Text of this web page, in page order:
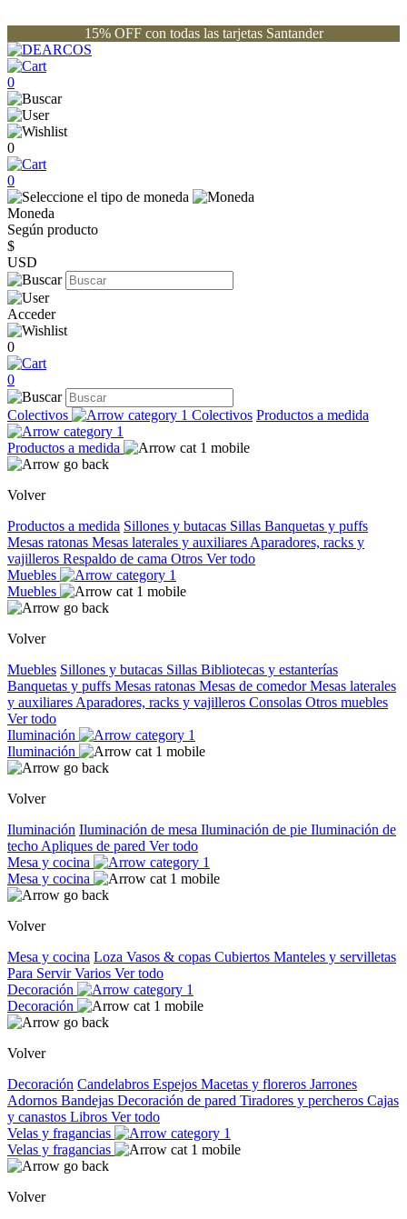
15% OFF con todas las tarjetas Santander
0
0
0
Moneda
Según producto
$
USD
Acceder
0
0
Colectivos Colectivos Productos a medida
Productos a medida
Volver
Productos a medida Sillones y butacas Sillas Banquetas y puffs
Mesas ratonas Mesas laterales y auxiliares Aparadores, racks y
vajilleros Respaldo de cama Otros Ver todo
Muebles
Muebles
Volver
Muebles Sillones y butacas Sillas Bibliotecas y estanterías
Banquetas y puffs Mesas ratonas Mesas de comedorMesas laterales
y auxiliares Aparadores, racks y vajilleros Consolas Otros muebles
Ver todo
Iluminación
Iluminación
Volver
Iluminación Iluminación de mesa Iluminación de pie Iluminación de
techo Apliques de pared Ver todo
Mesa y cocina
Mesa y cocina
Volver
Mesa y cocina Loza Vasos & copas Cubiertos Manteles y servilletas
Para ServirVarios Ver todo
Decoración
Decoración
Volver
Decoración Candelabros Espejos Macetas y floreros Jarrones
Adornos Bandejas Decoración de pared Tiradores y percheros Cajas
y canastos Libros Ver todo
Velas y fragancias
Velas y fragancias
Volver